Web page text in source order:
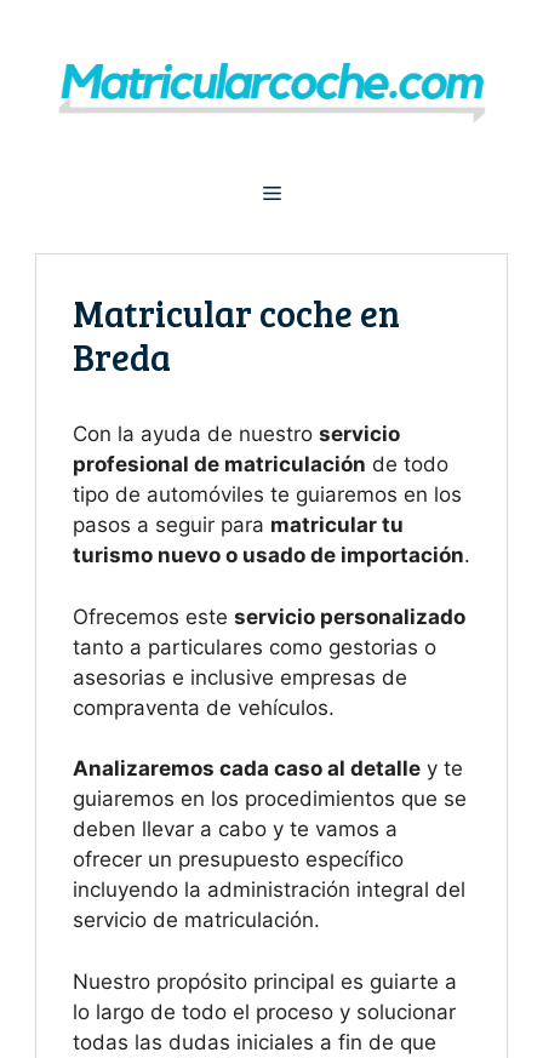
contenido
Menú
Matricular coche en
Breda
Con la ayuda de nuestro servicio
profesional de matriculación de todo
tipo de automóviles te guiaremos en los
pasos a seguir para matricular tu
turismo nuevo o usado de importación.
Ofrecemos este servicio personalizado
tanto a particulares como gestorias o
asesorias e inclusive empresas de
compraventa de vehículos.
Analizaremos cada caso al detalle y te
guiaremos en los procedimientos que se
deben llevar a cabo y te vamos a
ofrecer un presupuesto específico
incluyendo la administración integral del
servicio de matriculación.
Nuestro propósito principal es guiarte a
lo largo de todo el proceso y solucionar
todas las dudas iniciales a fin de que